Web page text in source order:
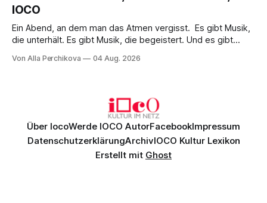
IOCO
Ein Abend, an dem man das Atmen vergisst. Es gibt Musik,
die unterhält. Es gibt Musik, die begeistert. Und es gibt
Genau so war der Abend im Kurhaus Wiesbaden, an dem
Von Alla Perchikova 04 Aug. 2026
Über IocoWerde IOCO AutorFacebookImpressum
DatenschutzerklärungArchivIOCO Kultur Lexikon
Erstellt mit Ghost